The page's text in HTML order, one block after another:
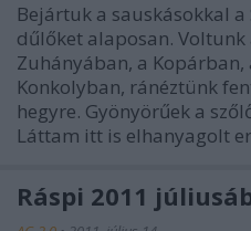
Bejártuk a sauskásokkal
dűlőket alaposan. Voltunk
Zuhányában, a
Konkolyban, ránéztünk
hegyre. Gyönyörűek a
Láttam itt is elhanyagolt
Ráspi 2011